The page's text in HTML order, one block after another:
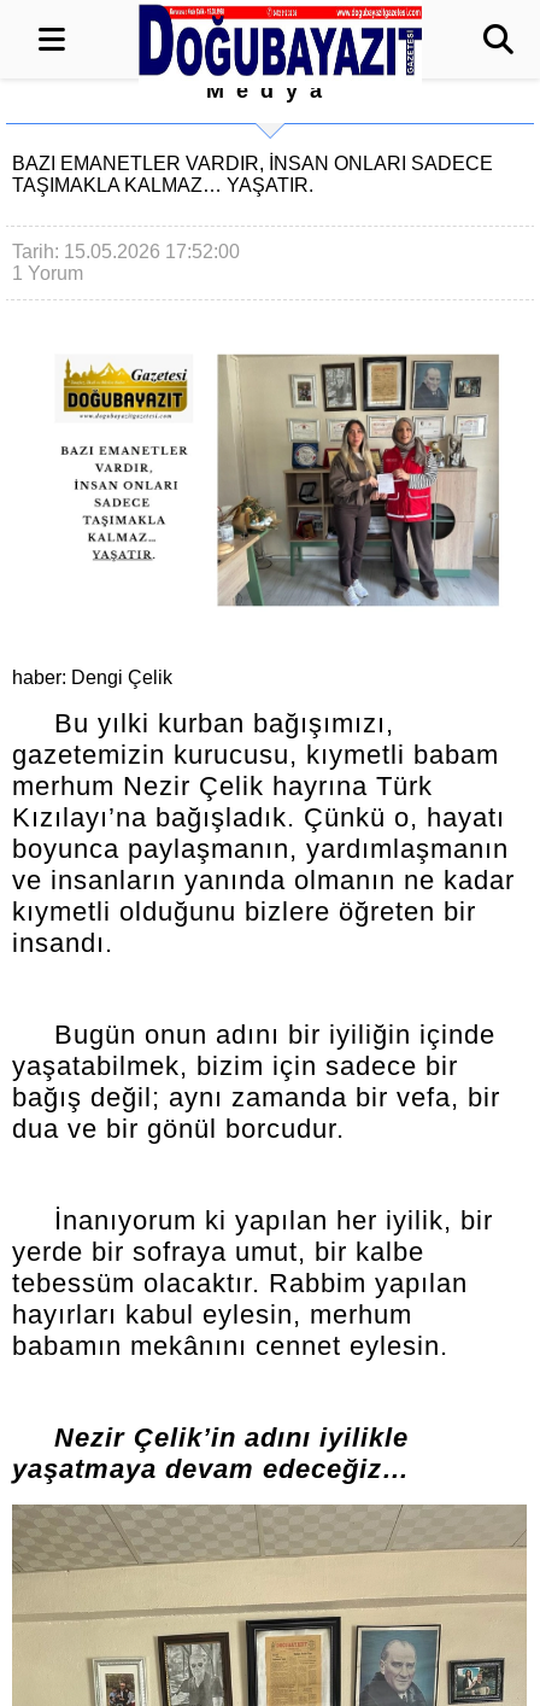
Medya
BAZI EMANETLER VARDIR, İNSAN ONLARI SADECE
TAŞIMAKLA KALMAZ… YAŞATIR.
Tarih: 15.05.2026 17:52:00
1 Yorum
haber: Dengi Çelik
Bu yılki kurban bağışımızı,
gazetemizin kurucusu, kıymetli babam
merhum Nezir Çelik hayrına Türk
Kızılayı’na bağışladık. Çünkü o, hayatı
boyunca paylaşmanın, yardımlaşmanın
ve insanların yanında olmanın ne kadar
kıymetli olduğunu bizlere öğreten bir
insandı.
Bugün onun adını bir iyiliğin içinde
yaşatabilmek, bizim için sadece bir
bağış değil; aynı zamanda bir vefa, bir
dua ve bir gönül borcudur.
İnanıyorum ki yapılan her iyilik, bir
yerde bir sofraya umut, bir kalbe
tebessüm olacaktır. Rabbim yapılan
hayırları kabul eylesin, merhum
babamın mekânını cennet eylesin.
Nezir Çelik’in adını iyilikle
yaşatmaya devam edeceğiz…